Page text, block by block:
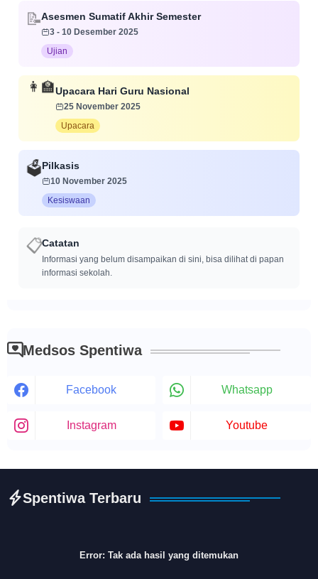
📝Asesmen Sumatif Akhir Semester
3 - 10 Desember 2025
Ujian
👩‍🏫Upacara Hari Guru Nasional
25 November 2025
Upacara
🗳️ Pilkasis
10 November 2025
Kesiswaan
📋Catatan
Informasi yang belum disampaikan di sini, bisa dilihat di papan
informasi sekolah.
Medsos Spentiwa
Facebook Whatsapp
Instagram Youtube
Spentiwa Terbaru
Error: Tak ada hasil yang ditemukan